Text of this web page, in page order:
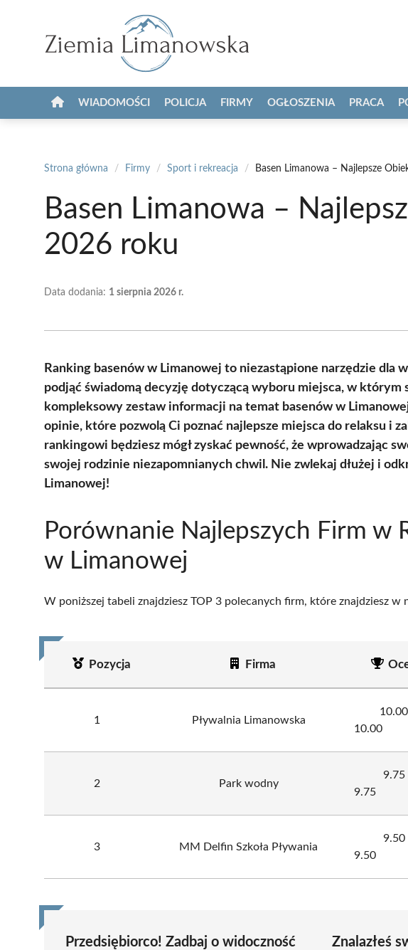
WIADOMOŚCI POLICJA FIRMY OGŁOSZENIA PRACA
Strona główna / Firmy / Sport i rekreacja / Basen Limanowa – Najlepsze
Basen Limanowa –
2026 roku
Data dodania: 1 sierpnia 2026 r.
Ranking basenów w Limanowej to niezastąpione narzędzie dla
podjąć świadomą decyzję dotyczącą wyboru miejsca, w którym
kompleksowy zestaw informacji na temat basenów w
opinie, które pozwolą Ci poznać najlepsze miejsca do relaksu i
rankingowi będziesz mógł zyskać pewność, że wprowadzając
swojej rodzinie niezapomnianych chwil. Nie zwlekaj dłużej i
Limanowej!
Porównanie Najlepszych Firm w
w Limanowej
W poniższej tabeli znajdziesz TOP 3 polecanych firm, które znajdziesz w
Pozycja Firma
1 Pływalnia Limanowska
10.00
10.00
2 Park wodny
9.75
9.75
3 MM Delfin Szkoła Pływania
9.50
9.50
Przedsiębiorco! Zadbaj o widoczność
Znalazłeś